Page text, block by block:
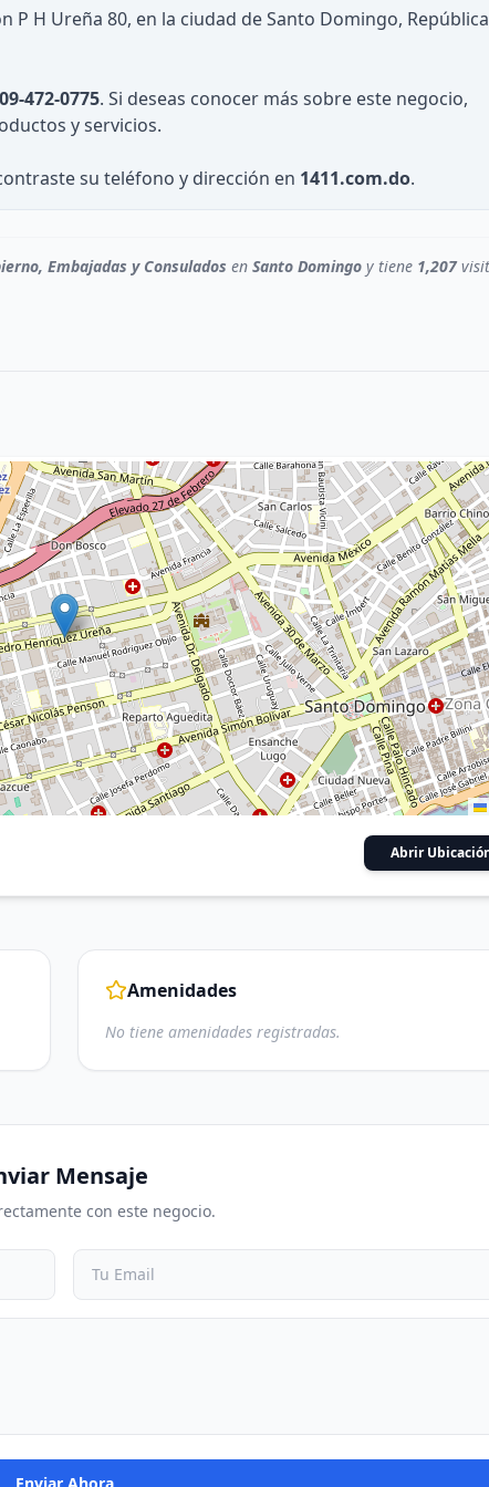
P H Ureña 80, en la ciudad de Santo Domingo, República
472-0775. Si deseas conocer más sobre este negocio,
y servicios.
su teléfono y dirección en 1411.com.do.
Embajadas y Consulados en Santo Domingo y tiene 1,207
Abrir
Amenidades
No tiene amenidades registradas.
Mensaje
con este negocio.